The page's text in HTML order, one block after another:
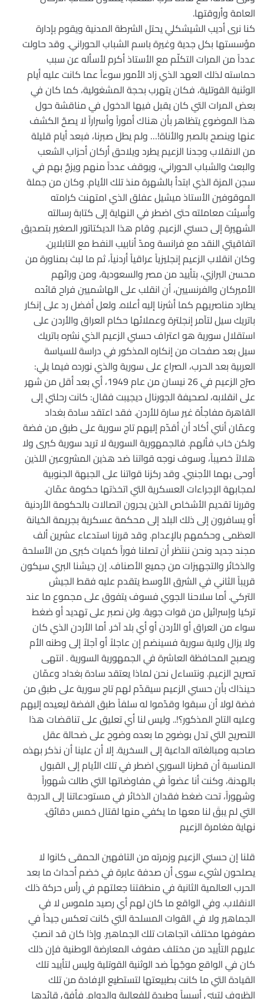
العامة وأروقتها.
كنا نرى أديب الشيشكلي يحتل الشرطة المدنية ويقوم بإدارة
مؤسستها بكل جدية وغيرة باسم الشباب الحوراني. وقد حاولت
عدداً من المرات التكلّم مع الأستاذ أكرم لأسأله عن سبب
حماسته لذلك العهد الذي زاد الأمور سوءاً عما كانت عليه أيام
الوثنية القوتلية، فكان يتهرب بحجة المشغولية، كما كان في
بعض المرات التي كان يقبل فيها الدخول في مناقشة حول
هذا الموضوع يتظاهر بأن هناك أموراً وأسراراً لا يصحّ الكشف
عنها وينصح بالصبر والأناة!… ولم يطل صبرنا، فبعد أيام قليلة
من الانقلاب وجدنا الزعيم يطرد ويلاحق أركان أحزاب الشعب
والبعث والشباب الحوراني، ويوقف عدداً منهم ويزجّ بهم في
سجن المزة الذي ابتدأ بالشهرة منذ تلك الأيام. وكان من جملة
الموقوفين الأستاذ ميشيل عفلق الذي امتهنت كرامته
وأُسيئت معاملته حتى اضطر في النهاية إلى كتابة رسالته
الشهيرة إلى حسني الزعيم. وقام هذا الديكتاتور الصغير بتصديق
اتفاقيتي النقد مع فرانسة ومدّ أنابيب النفط مع التابلاين.
وكان انقلاب الزعيم إنجليزياً عراقياً أردنياً، ثم ما لبث بمناورة من
محسن البرازي، بتأييد من مصر والسعودية، ومن ورائهم
الأميركان والفرنسيين، أن انقلب على الهاشميين فراح قائده
يطارد مناصريهم كما أشرنا إليه أعلاه. ولعل أفضل رد على إنكار
باتريك سيل لتآمر إنجلترة وعملائها حكام العراق والأردن على
استقلال سورية هو اعتراف حسني الزعيم الذي نشره باتريك
سيل بعد صفحات من إنكاره المذكور في دراسة للسياسة
العربية بعد الحرب، الصراع على سورية والذي نورده فيما يلي:
صرّح الزعيم في 26 نيسان من عام 1949، أي بعد أقل من شهر
على انقلابه، لصحيفة الجورنال ديجيبت فقال: كانت رحلتي إلى
القاهرة مفاجأة غير سارة للأردن. فقد اعتقد سادة بغداد
وعمّان أنني أكاد أن أقدّم إليهم تاج سورية على طبق من فضة
ولكن خاب فألهم. فالجمهورية السورية لا تريد سورية كبرى ولا
هلالاً خصيباً، وسوف نوجه قواتنا ضد هذين المشروعين اللذين
أوحى بهما الأجنبي. وقد ركزنا قواتنا على الجبهة الجنوبية
لمجابهة الإجراءات العسكرية التي اتخذتها حكومة عمّان.
وقررنا تقديم الأشخاص الذين يجرون اتصالات بالحكومة الأردنية
أو يسافرون إلى ذلك البلد إلى محكمة عسكرية بجريمة الخيانة
العظمى وحكمهم بالإعدام. وقد قررنا استدعاء عشرين ألف
مجند جديد ونحن ننتظر أن تصلنا فوراً كميات كبرى من الأسلحة
والذخائر والتجهيزات من جميع الأصناف. إن جيشنا البري سيكون
قريباً الثاني في الشرق الأوسط يتقدم عليه فقط الجيش
التركي. أما سلاحنا الجوي فسوف يتفوق على مجموع ما عند
تركيا وإسرائيل من قوات جوية. ولن نصبر على تهديد أو ضغط
سواء من العراق أو الأردن أو أي بلد آخر. أما الأردن الذي كان
ولا يزال ولاية سورية فسينضم إن عاجلاً أو آجلاً إلى وطنه الأم
ويصبح المحافظة العاشرة في الجمهورية السورية . انتهى
تصريح الزعيم. ونتساءل نحن لماذا يعتقد سادة بغداد وعمّان
حينذاك بأن حسني الزعيم سيقدّم لهم تاج سورية على طبق من
فضة لولا أن سبقوا وقدّموا له سلفاً طبق الفضة ليعيده إليهم
وعليه التاج المذكور؟!.. وليس لنا أي تعليق على تناقضات هذا
التصريح التي تدل بوضوح ما بعده وضوح على ضحالة عقل
صاحبه ومبالغاته الداعية إلى السخرية. إلا أن علينا أن نذكر بهذه
المناسبة أن قطرنا السوري اضطر في تلك الأيام إلى القبول
بالهدنة، وكنت أنا عضواً في مفاوضاتها التي طالت شهوراً
وشهوراً، تحت ضغط فقدان الذخائر في مستودعاتنا إلى الدرجة
التي لم يبقَ لنا معها ما يكفي منها لقتال خمس دقائق.
نهاية مغامرة الزعيم
قلنا إن حسني الزعيم وزمرته من التافهين الحمقى كانوا لا
يصلحون لشيء سوى أن صدفة عابرة في خضم أحداث ما بعد
الحرب العالمية الثانية في منطقتنا جعلتهم في رأس حركة ذلك
الانقلاب. وفي الواقع ما كان لهم أي رصيد ملموس لا في
الجماهير ولا في القوات المسلحة التي كانت تعكس جيداً في
صفوفها مختلف اتجاهات تلك الجماهير. وإذا كان قد انصبّ
عليهم التأييد من مختلف صفوف المعارضة الوطنية فإن ذلك
كان في الواقع موجّهاً ضد الوثنية القوتلية وليس لتأييد تلك
القيادة التي ما كانت بطبيعتها لتستطيع الإفادة من تلك
الظروف لتبني أسساً وطيدة للفعالية والدوام. فأفق قائدها